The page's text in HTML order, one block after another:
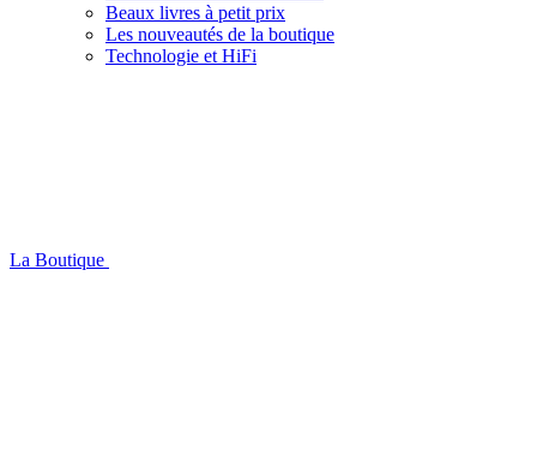
Beaux livres à petit prix
Les nouveautés de la boutique
Technologie et HiFi
La Boutique